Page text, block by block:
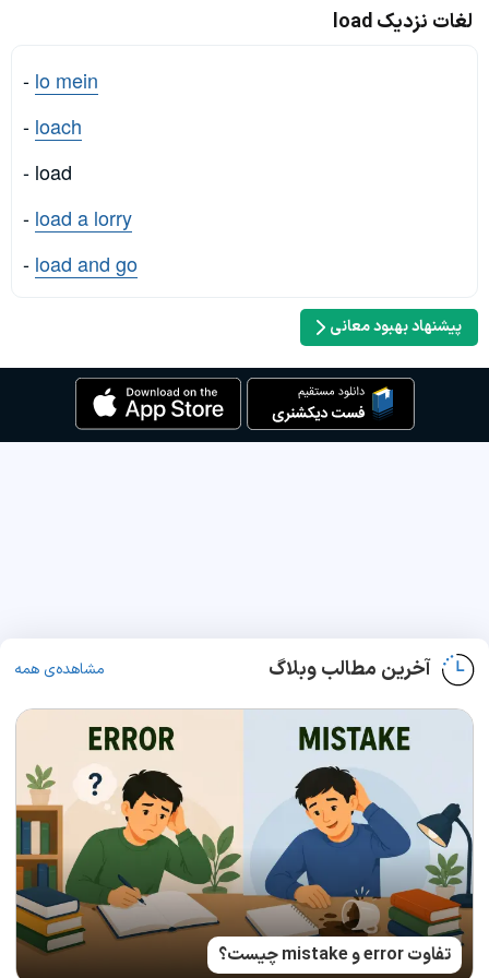
لغات نزدیک load
- lo mein
- loach
- load
- load a lorry
- load and go
پیشنهاد بهبود معانی
آخرین مطالب وبلاگ مشاهده‌ی همه
تفاوت error و mistake چیست؟